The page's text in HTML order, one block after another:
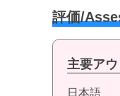
評価/
主要ア
日本語